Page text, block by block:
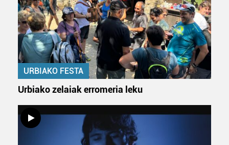
URBIAKO FESTA
Urbiako zelaiak erromeria leku